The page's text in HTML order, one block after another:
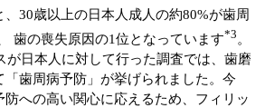
30歳以上の日本人成人の約80%が歯周
歯の喪失原因の1位となっています*3。
が日本人に対して行った調査では、歯磨
「歯周病予防」が挙げられました。今
防への高い関心に応えるため、フィリッ